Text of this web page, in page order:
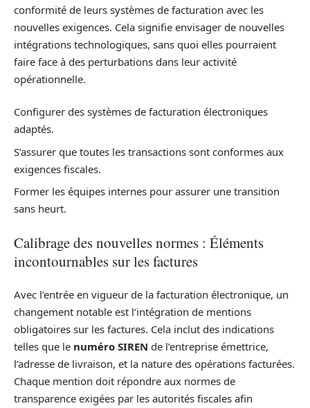
conformité de leurs systèmes de facturation avec les
nouvelles exigences. Cela signifie envisager de nouvelles
intégrations technologiques, sans quoi elles pourraient
faire face à des perturbations dans leur activité
opérationnelle.
Configurer des systèmes de facturation électroniques
adaptés.
S’assurer que toutes les transactions sont conformes aux
exigences fiscales.
Former les équipes internes pour assurer une transition
sans heurt.
Calibrage des nouvelles normes : Éléments
incontournables sur les factures
Avec l’entrée en vigueur de la facturation électronique, un
changement notable est l’intégration de mentions
obligatoires sur les factures. Cela inclut des indications
telles que le numéro SIREN de l’entreprise émettrice,
l’adresse de livraison, et la nature des opérations facturées.
Chaque mention doit répondre aux normes de
transparence exigées par les autorités fiscales afin